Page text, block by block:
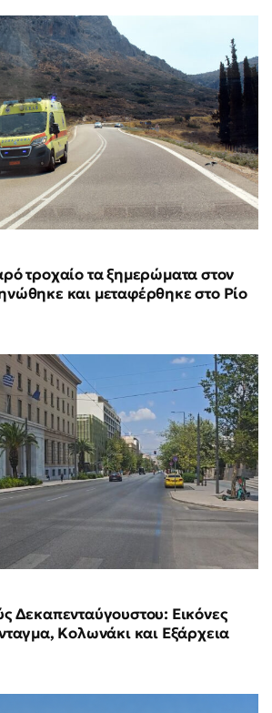
τροχαίο τα ξημερώματα στον
και μεταφέρθηκε στο Ρίο
Δεκαπενταύγουστου: Εικόνες
Κολωνάκι και Εξάρχεια